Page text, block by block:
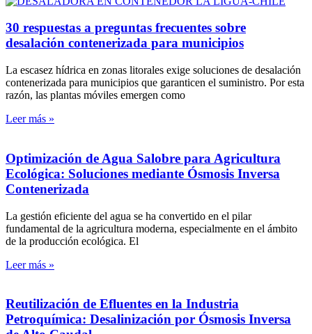
30 respuestas a preguntas frecuentes sobre
desalación contenerizada para municipios
La escasez hídrica en zonas litorales exige soluciones de desalación
contenerizada para municipios que garanticen el suministro. Por esta
razón, las plantas móviles emergen como
Leer más »
Optimización de Agua Salobre para Agricultura
Ecológica: Soluciones mediante Ósmosis Inversa
Contenerizada
La gestión eficiente del agua se ha convertido en el pilar
fundamental de la agricultura moderna, especialmente en el ámbito
de la producción ecológica. El
Leer más »
Reutilización de Efluentes en la Industria
Petroquímica: Desalinización por Ósmosis Inversa